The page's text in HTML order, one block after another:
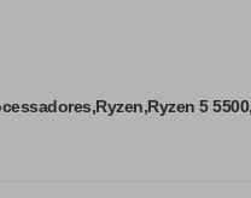
Ryzen Ryzen 5 5500